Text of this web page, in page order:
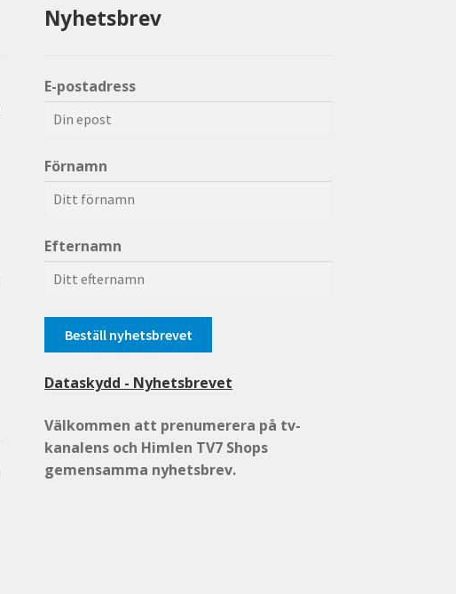
Nyhetsbrev
E-postadress
Förnamn
Efternamn
Dataskydd - Nyhetsbrevet
Välkommen att prenumerera på tv-
kanalens och Himlen TV7 Shops
gemensamma nyhetsbrev.